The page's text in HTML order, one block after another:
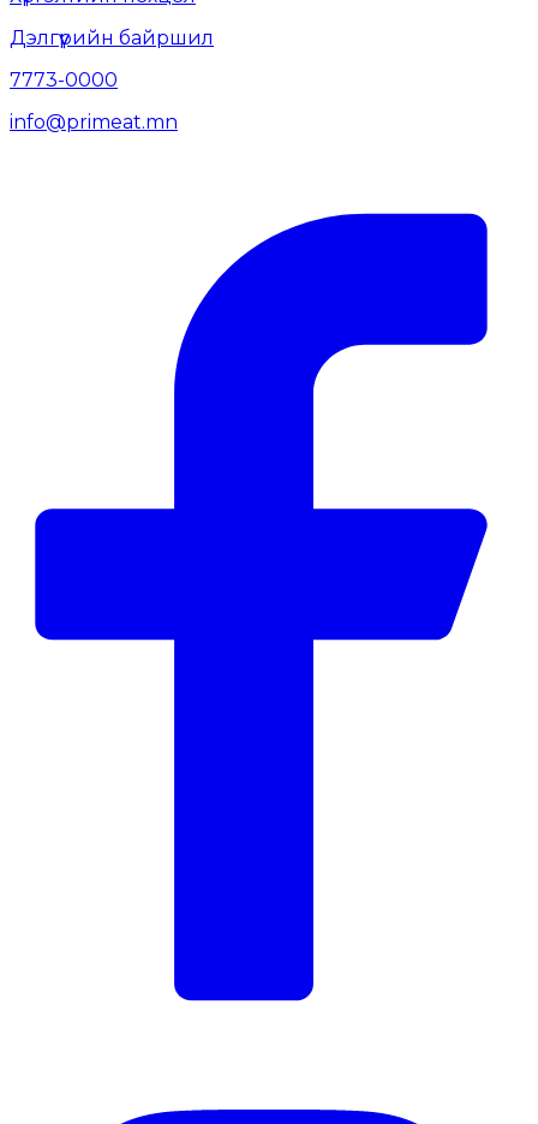
Дэлгүүрийн байршил
7773-0000
info@primeat.mn